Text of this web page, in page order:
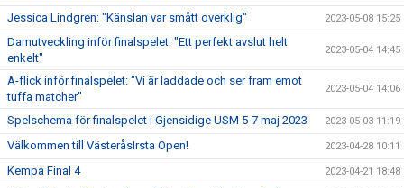
Jessica Lindgren: "Känslan var smått overklig" 2023-05-08 15:25
Damutveckling inför finalspelet: "Ett perfekt avslut helt
enkelt"
2023-05-04 14:45
A-flick inför finalspelet: "Vi är laddade och ser fram emot
tuffa matcher"
2023-05-04 14:06
Spelschema för finalspelet i Gjensidige USM 5-7 maj 2023 2023-05-03 11:19
Välkommen till VästeråsIrsta Open! 2023-04-28 10:11
Kempa Final 4 2023-04-21 18:48